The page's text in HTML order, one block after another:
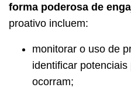
forma poderosa de
proativo incluem:
monitorar o uso de
identificar
ocorram;